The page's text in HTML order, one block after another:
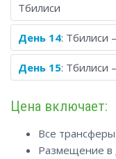
Тбилиси
День 14: Тбилиси
День 15: Тбилиси
Цена включает:
Все
Размещение в